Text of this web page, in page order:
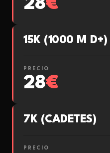
28€
15K (1000 M D+)
PRECIO
28€
7K (CADETES)
PRECIO